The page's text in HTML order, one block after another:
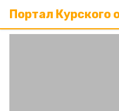
Портал Курского